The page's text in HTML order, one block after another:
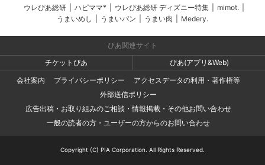
ウレぴあ総研 ハピママ* ウレぴあ総研 ディズニー特集 mimot.
うまいめし
うまいパン うまい肉 Medery.
ぴあ関連サイト
チケットぴあ
ぴあ(アプリ&Web)
会社案内
プライバシーポリシー
アクセスデータの利用・著作権等
外部送信ポリシー
広告出稿・お取り組みのご相談・情報掲載・その他お問い合わせ
一般の読者の方・ユーザーの方からのお問い合わせ
Copyright (C) PIA Corporation. All Rights Reserved.